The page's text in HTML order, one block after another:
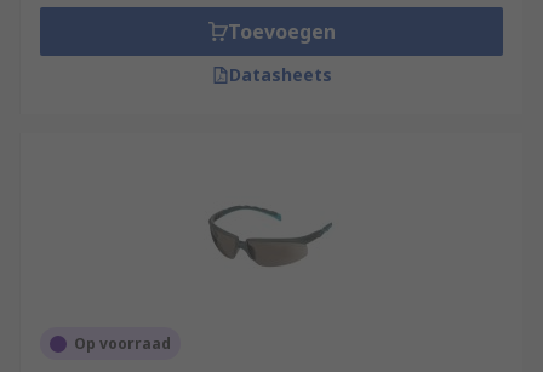
Toevoegen
Datasheets
Op voorraad